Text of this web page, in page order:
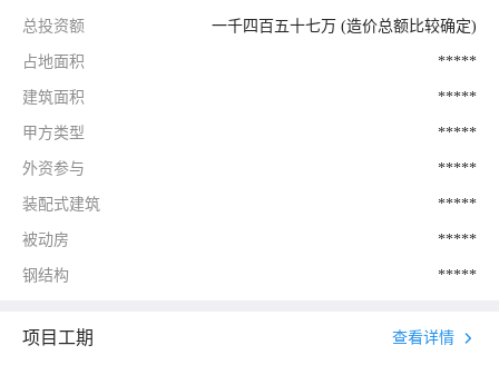
总投资额 一千四百五十七万 (造价总额比较确定)
占地面积 *****
建筑面积 *****
甲方类型 *****
外资参与 *****
装配式建筑 *****
被动房 *****
钢结构 *****
项目工期 查看详情